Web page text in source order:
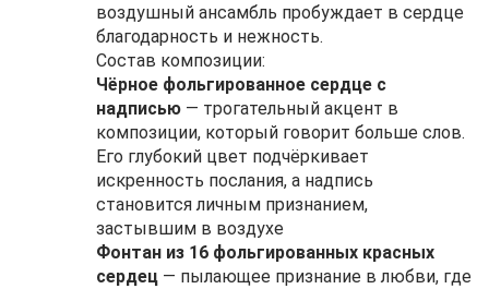
воздушный ансамбль пробуждает в сердце
благодарность и нежность.
Состав композиции:
Чёрное фольгированное сердце с
надписью — трогательный акцент в
композиции, который говорит больше слов.
Его глубокий цвет подчёркивает
искренность послания, а надпись
становится личным признанием,
застывшим в воздухе
Фонтан из 16 фольгированных красных
сердец — пылающее признание в любви, где